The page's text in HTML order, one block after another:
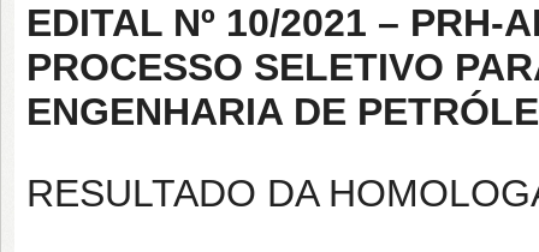
EDITAL Nº 10/2021 – PRH-
PROCESSO SELETIVO
ENGENHARIA DE
RESULTADO DA